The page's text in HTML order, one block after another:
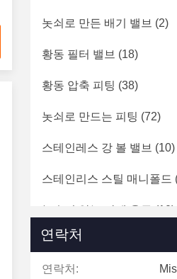
놋쇠로 만든 배기 밸브 (2)
황동 필터 밸브 (18)
황동 압축 피팅 (38)
놋쇠로 만드는 피팅 (72)
스테인레스 강 볼 밸브 (10)
스테인리스 스틸 매니폴드
녹슬지 않는 강제 용구 (10)
스테인레스 스틸 체크 밸스
스테인레스 스틸 배기 밸브
연락처
연락처: